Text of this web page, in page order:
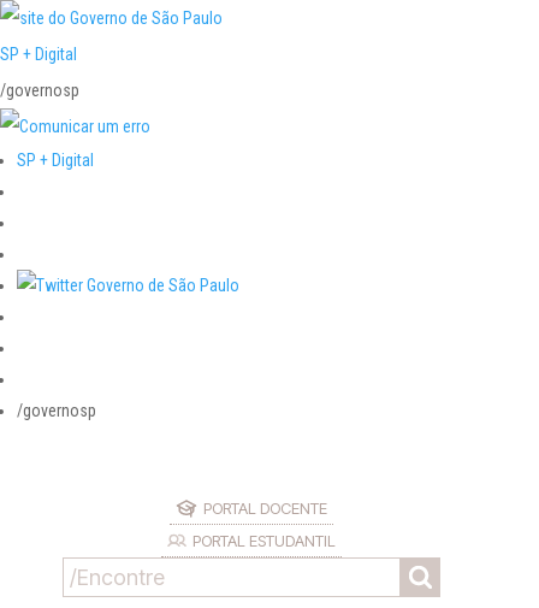
SP + Digital
/governosp
SP + Digital
/governosp
PORTAL DOCENTE
PORTAL ESTUDANTIL